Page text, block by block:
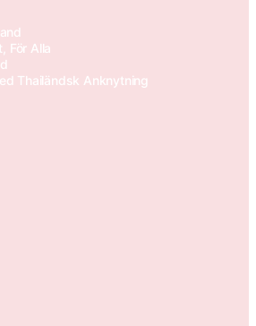
För Alla
Thailändsk Anknytning